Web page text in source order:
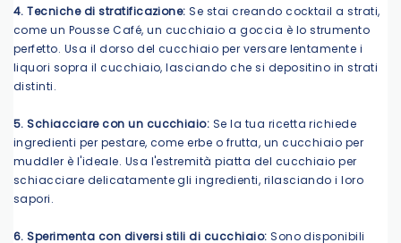
4. Tecniche di stratificazione:Se stai creando cocktail a strati,
come un Pousse Café, un cucchiaio a goccia è lo strumento
perfetto. Usa il dorso del cucchiaio per versare lentamente i
liquori sopra il cucchiaio, lasciando che si depositino in strati
distinti.
5. Schiacciare con un cucchiaio: Se la tua ricetta richiede
ingredienti per pestare, come erbe o frutta, un cucchiaio per
muddler è l'ideale. Usa l'estremità piatta del cucchiaio per
schiacciare delicatamente gli ingredienti, rilasciando i loro
sapori.
6. Sperimenta con diversi stili di cucchiaio:Sono disponibili